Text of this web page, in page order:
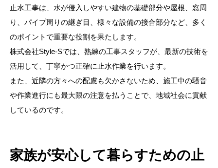
止水工事は、水が侵入しやすい建物の基礎部分や屋根、窓周
り、パイプ周りの継ぎ目、様々な設備の接合部分など、多く
のポイントで重要な役割を果たします。
株式会社Style-Sでは、熟練の工事スタッフが、最新の技術を
活用して、丁寧かつ正確に止水作業を行います。
また、近隣の方々への配慮も欠かさないため、施工中の騒音
や作業進行にも最大限の注意を払うことで、地域社会に貢献
しているのです。
家族が安心して暮らすための止